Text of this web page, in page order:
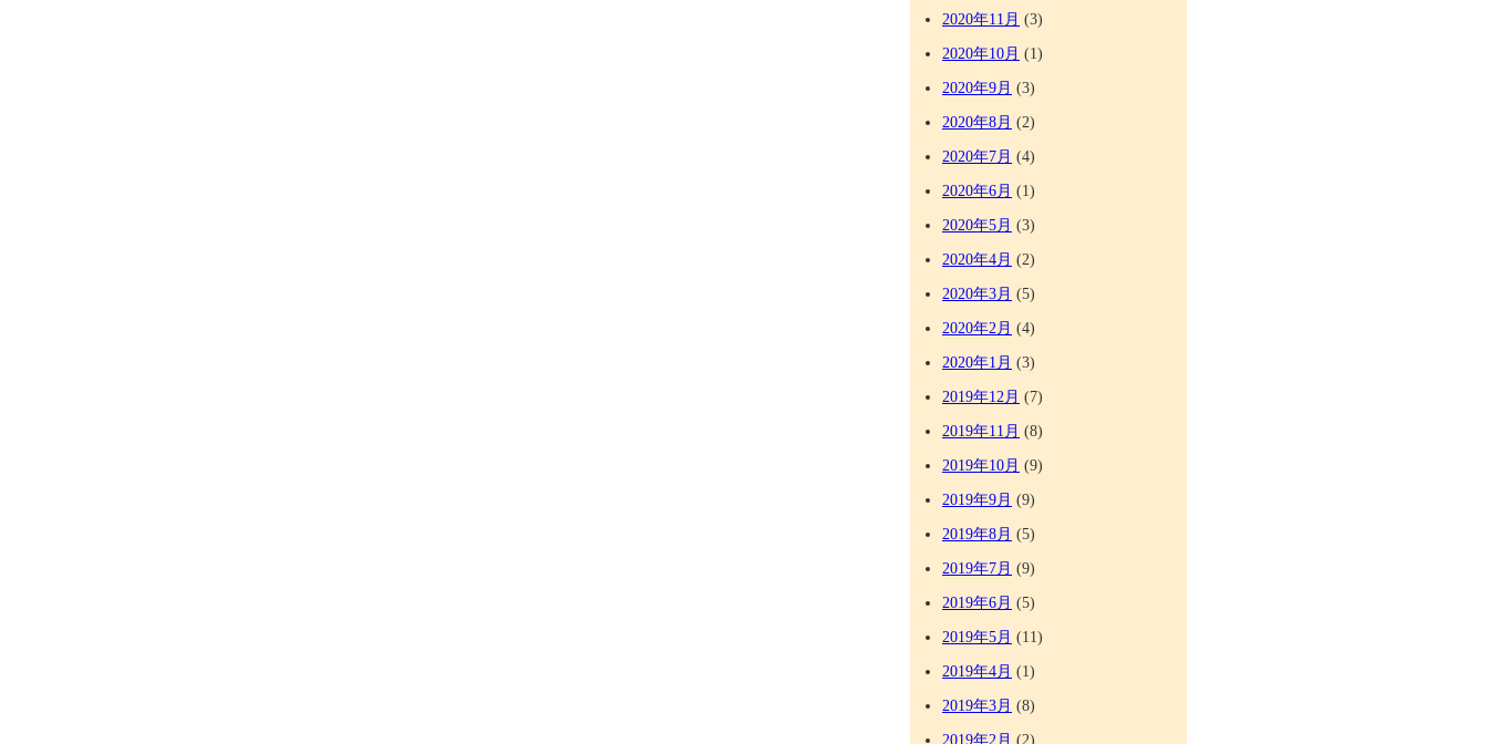
2020年11月 (3)
2020年10月 (1)
2020年9月 (3)
2020年8月 (2)
2020年7月 (4)
2020年6月 (1)
2020年5月 (3)
2020年4月 (2)
2020年3月 (5)
2020年2月 (4)
2020年1月 (3)
2019年12月 (7)
2019年11月 (8)
2019年10月 (9)
2019年9月 (9)
2019年8月 (5)
2019年7月 (9)
2019年6月 (5)
2019年5月 (11)
2019年4月 (1)
2019年3月 (8)
2019年2月 (2)